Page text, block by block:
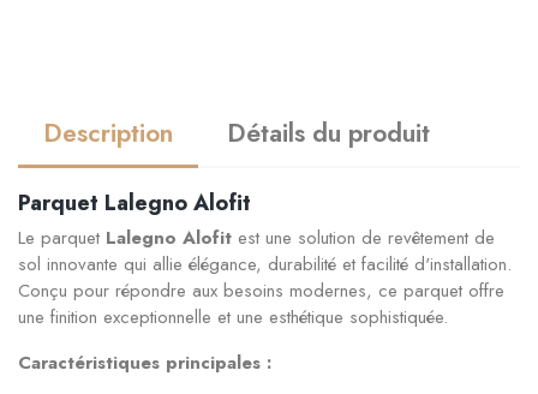
Description Détails du produit
Parquet Lalegno Alofit
Le parquet Lalegno Alofit est une solution de revêtement de
sol innovante qui allie élégance, durabilité et facilité d'installation.
Conçu pour répondre aux besoins modernes, ce parquet offre
une finition exceptionnelle et une esthétique sophistiquée.
Caractéristiques principales :